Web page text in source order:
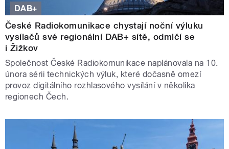
DAB+
České Radiokomunikace chystají noční výluku
vysílačů své regionální DAB+ sítě, odmlčí se
i Žižkov
Společnost České Radiokomunikace naplánovala na 10.
února sérii technických výluk, které dočasně omezí
provoz digitálního rozhlasového vysílání v několika
regionech Čech.